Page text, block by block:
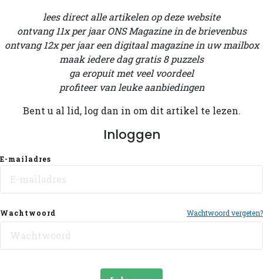
lees direct alle artikelen op deze website
ontvang 11x per jaar ONS Magazine in de brievenbus
ontvang 12x per jaar een digitaal magazine in uw mailbox
maak iedere dag gratis 8 puzzels
ga eropuit met veel voordeel
profiteer van leuke aanbiedingen
Bent u al lid, log dan in om dit artikel te lezen.
Inloggen
E-mailadres
Wachtwoord Wachtwoord vergeten?